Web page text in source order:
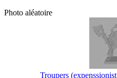
Photo aléatoire
Troupers